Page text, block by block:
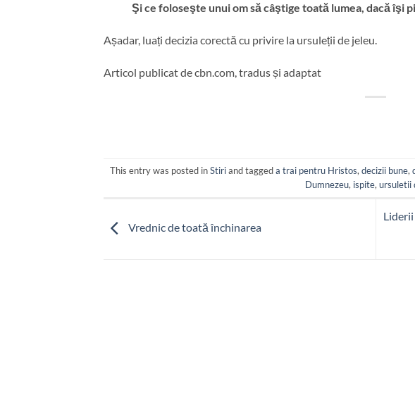
Şi ce foloseşte unui om să câştige toată lumea, dacă îşi
Așadar, luați decizia corectă cu privire la ursuleții de jeleu.
Articol publicat de cbn.com, tradus și adaptat
This entry was posted inStiriand taggeda trai pentru Hristos, decizii bune,
Dumnezeu, ispite, ursuletii
Vrednic de toată închinarea